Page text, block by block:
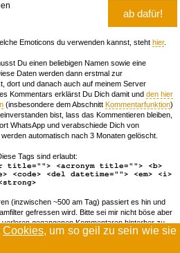
Cookies, um so geil zu sein wie sie
Emoticons du verwenden kannst, steht hier.
Du einen beliebigen Namen sowie eine
Daten werden dann erstmal zur
dort und danach auch auf meinem Server
Kommentars erklärst Du Dich damit und den hier
(insbesondere dem Abschnitt Kommentarfunktion)
bist, lass das Kommentieren bleiben,
WhatsApp und verabschiede Dich von
automatisch nach 3 Monaten gelöscht.
Tags sind erlaubt:
title=""> <acronym title=""> <b>
<code> <del datetime=""> <em> <i>
(inzwischen ~500 am Tag) passiert es hin und
gefressen wird. Bitte sei mir nicht böse aber
gegangenen Kommentaren hinterher zu
mir 'ne Mail damit ich dich whitelisten kann.